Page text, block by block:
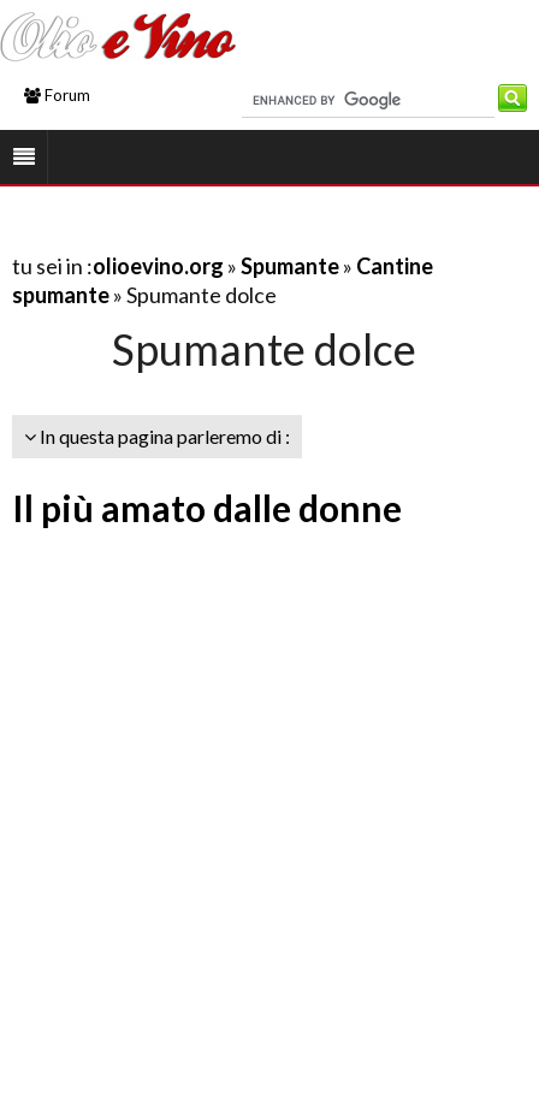
Forum
tu sei in :olioevino.org »Spumante» Cantine
spumante» Spumante dolce
Spumante dolce
In questa pagina parleremo di :
Il più amato dalle donne